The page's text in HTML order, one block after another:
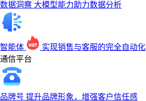
数据洞察 大模型能力助力数据分析
智能体
实现销售与客服的完全自动化
通信平台
品牌号 提升品牌形象，增强客户信任感